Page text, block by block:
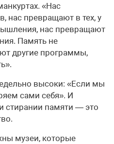
«Нас
нас превращают в тех, у
нас превращают
Память не
другие программы,
высоки: «Если мы
сами себя». И
стирании памяти — это
музеи, которые